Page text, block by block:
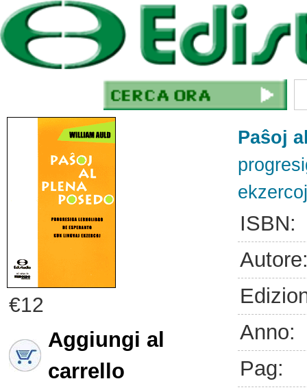
€12
Aggiungi al
carrello
Paŝoj
ekzercoj
ISBN:
Anno:
Pag: